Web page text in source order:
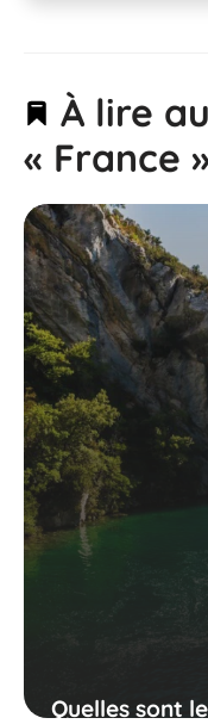
À lire
« France
Quelles sont